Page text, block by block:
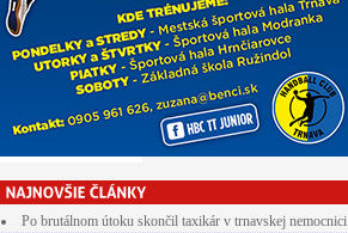
Po brutálnom útoku skončil taxikár v trnavskej nemocnici